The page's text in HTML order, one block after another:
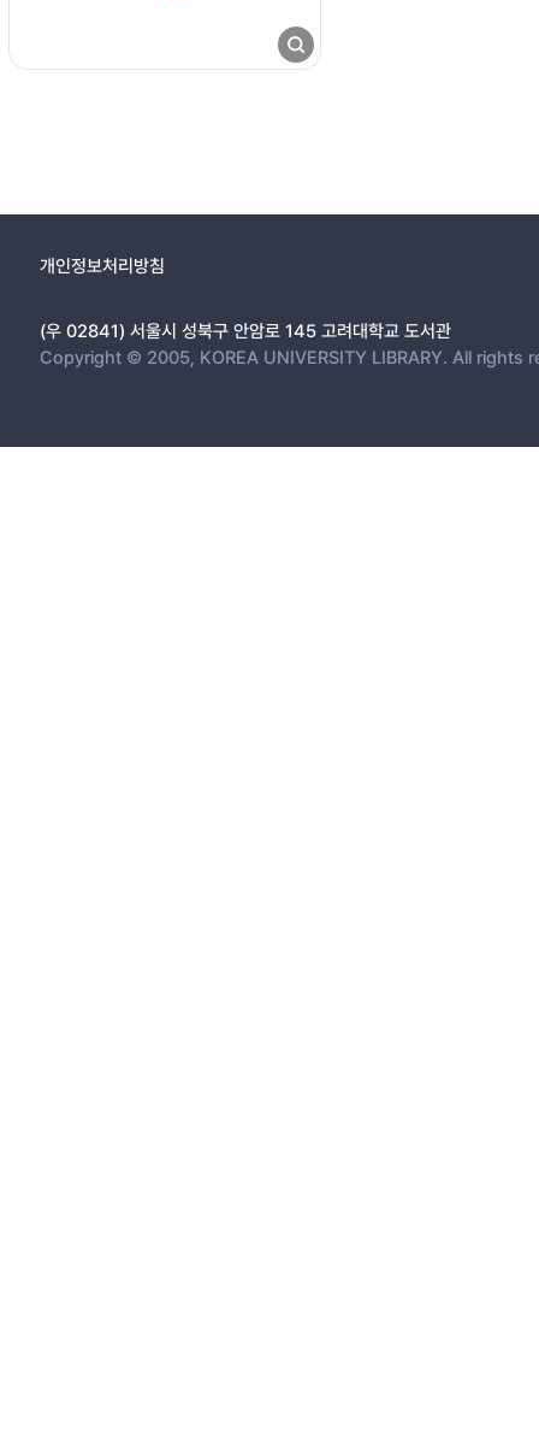
개인정보처리방침
(우 02841) 서울시 성북구 안암로 145 고려대학교 도서관
Copyright © 2005, KOREA UNIVERSITY LIBRARY. All rights